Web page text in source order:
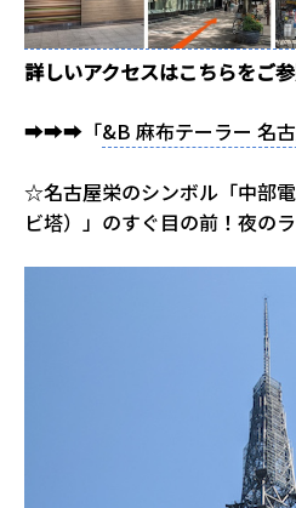
詳しいアクセスはこちらをご参
➡➡➡「&B 麻布テーラー 名
☆名古屋栄のシンボル「中部
ビ塔）」のすぐ目の前！夜の